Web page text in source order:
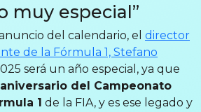
muy especial”
del calendario, el director
de la Fórmula 1, Stefano
será un año especial, ya que
aniversario del Campeonato
1 de la FIA, y es ese legado y